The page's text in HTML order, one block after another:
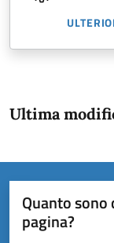
Ultima
Quanto
pagina?